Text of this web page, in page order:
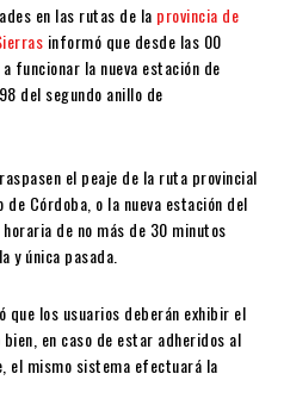
en las rutas de la provincia de
informó que desde las 00
funcionar la nueva estación de
del segundo anillo de
el peaje de la ruta provincial
Córdoba, o la nueva estación del
de no más de 30 minutos
y única pasada.
que los usuarios deberán exhibir el
en caso de estar adheridos al
el mismo sistema efectuará la